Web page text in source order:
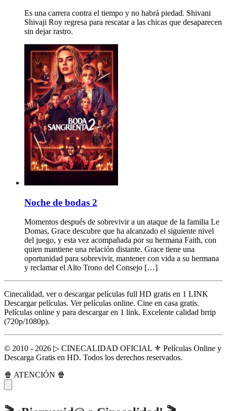
Es una carrera contra el tiempo y no habrá piedad. Shivani
Shivaji Roy regresa para rescatar a las chicas que desaparecen
sin dejar rastro.
Noche de bodas 2
Momentos después de sobrevivir a un ataque de la familia Le
Domas, Grace descubre que ha alcanzado el siguiente nivel
del juego, y esta vez acompañada por su hermana Faith, con
quien mantiene una relación distante. Grace tiene una
oportunidad para sobrevivir, mantener con vida a su hermana
y reclamar el Alto Trono del Consejo […]
Cinecalidad, ver o descargar películas full HD gratis en 1 LINK
Descargar películas. Ver películas online. Cine en casa gratis.
Películas online y para descargar en 1 link. Excelente calidad brrip
(720p/1080p).
© 2010 - 2026 ▷ CINECALIDAD OFICIAL ⚜️ Películas Online y
Descarga Gratis en HD. Todos los derechos reservados.
🍿 ATENCIÓN 🍿